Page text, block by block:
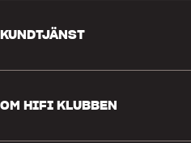
KUNDTJÄNST
OM HIFI KLUBBEN